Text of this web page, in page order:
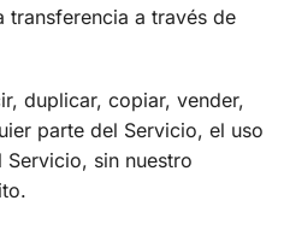
transferencia a través de
duplicar, copiar, vender,
parte del Servicio, el uso
sin nuestro